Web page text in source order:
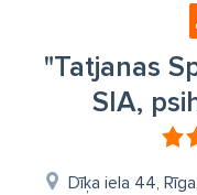
"Tatjanas
SIA,
Dīķa iela 44,